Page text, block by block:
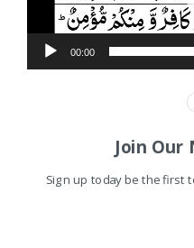
00:00
Join
Sign up today be the first